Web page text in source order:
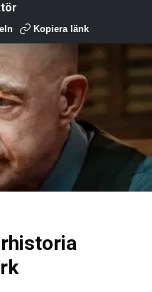
Kopiera länk